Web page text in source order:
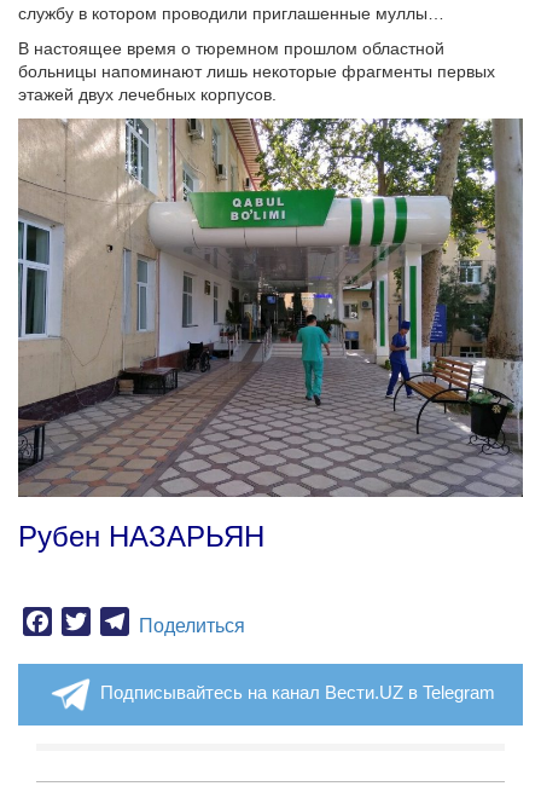
службу в котором проводили приглашенные муллы…
В настоящее время о тюремном прошлом областной
больницы напоминают лишь некоторые фрагменты первых
этажей двух лечебных корпусов.
Рубен НАЗАРЬЯН
Facebook
TwitterTelegram
Поделиться
Подписывайтесь на канал Вести.UZ в Telegram